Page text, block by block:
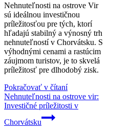
Nehnuteľnosti na ostrove Vir
sú ideálnou investičnou
príležitosťou pre tých, ktorí
hľadajú stabilný a výnosný trh
nehnuteľností v Chorvátsku. S
výhodnými cenami a rastúcim
záujmom turistov, je to skvelá
príležitosť pre dlhodobý zisk.
Pokračovať v čítaní
Nehnuteľnosti na ostrove vir:
Investičné príležitosti v
Chorvátsku